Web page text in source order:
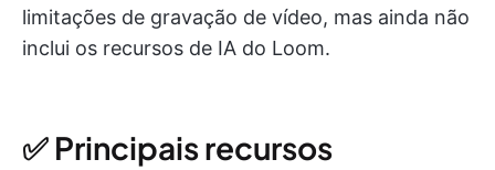
limitações de gravação de vídeo, mas ainda não
inclui os recursos de IA do Loom.
✅ Principais recursos